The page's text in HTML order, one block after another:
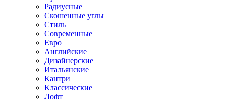
Радиусные
Скошенные углы
Стиль
Современные
Евро
Английские
Дизайнерские
Итальянские
Кантри
Классические
Лофт